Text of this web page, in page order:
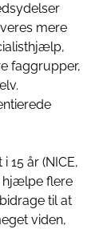
mere
faggrupper,
15 år (NICE,
hjælpe flere
til at
viden,